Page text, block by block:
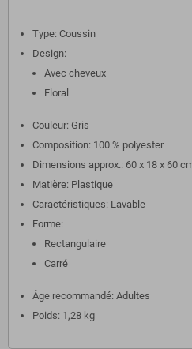
Type: Coussin
Design:
Avec cheveux
Floral
Couleur: Gris
Composition: 100 % polyester
Dimensions approx.: 60 x 18 x 60
Matière: Plastique
Caractéristiques: Lavable
Forme:
Rectangulaire
Carré
Âge recommandé: Adultes
Poids: 1,28 kg